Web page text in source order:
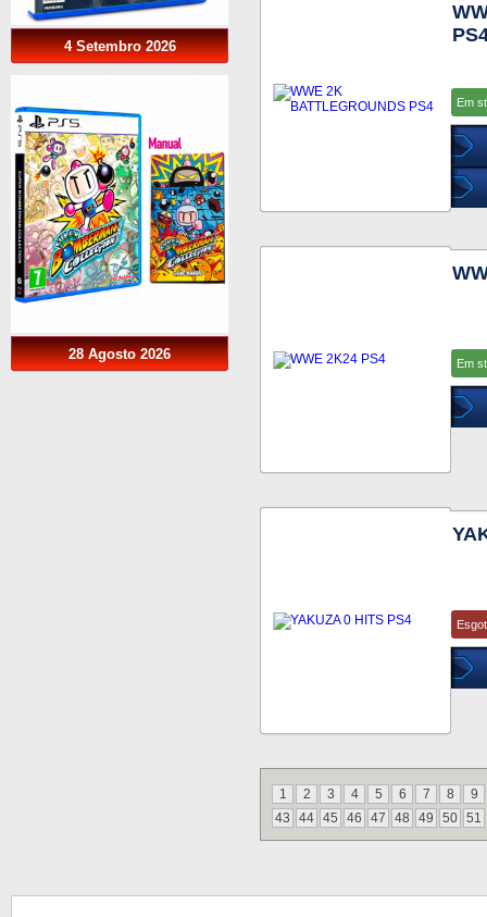
4 Setembro 2026
28 Agosto 2026
Em
Em
1 2 3 4 5 6 7 8
9
43
44 45 46 47 48 49 50 51